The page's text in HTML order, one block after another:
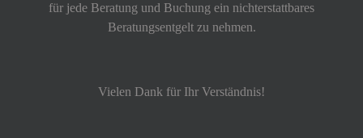
für jede Beratung und Buchung ein nichterstattbares
Beratungsentgelt zu nehmen.
Vielen Dank für Ihr Verständnis!